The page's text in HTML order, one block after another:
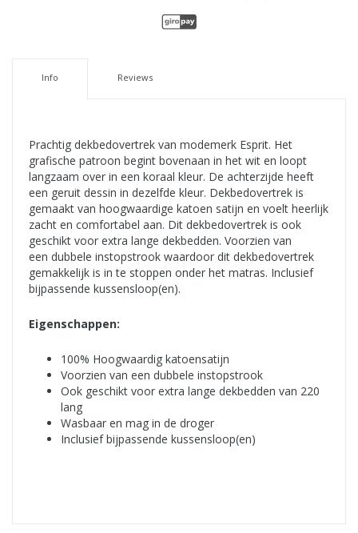
Info Reviews
Prachtig dekbedovertrek van modemerk Esprit. Het
grafische patroon begint bovenaan in het wit en loopt
langzaam over in een koraal kleur. De achterzijde heeft
een geruit dessin in dezelfde kleur. Dekbedovertrek is
gemaakt van hoogwaardige katoen satijn en voelt heerlijk
zacht en comfortabel aan. Dit dekbedovertrek is ook
geschikt voor extra lange dekbedden. Voorzien van
een dubbele instopstrook waardoor dit dekbedovertrek
gemakkelijk is in te stoppen onder het matras. Inclusief
bijpassende kussensloop(en).
Eigenschappen:
100% Hoogwaardig katoensatijn
Voorzien van een dubbele instopstrook
Ook geschikt voor extra lange dekbedden van 220
lang
Wasbaar en mag in de droger
Inclusief bijpassende kussensloop(en)